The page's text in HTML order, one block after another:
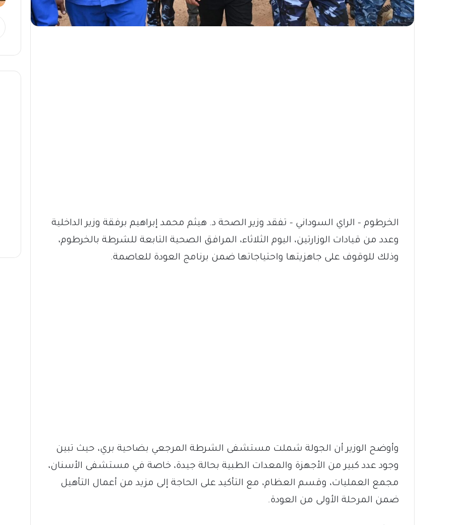
الخرطوم – الراي السوداني – تفقد وزير الصحة د. هيثم محمد إبراهيم برفقة وزير الداخلية
وعدد من قيادات الوزارتين، اليوم الثلاثاء، المرافق الصحية التابعة للشرطة بالخرطوم،
وذلك للوقوف على جاهزيتها واحتياجاتها ضمن برنامج العودة للعاصمة.
وأوضح الوزير أن الجولة شملت مستشفى الشرطة المرجعي بضاحية بري، حيث تبين
وجود عدد كبير من الأجهزة والمعدات الطبية بحالة جيدة، خاصة في مستشفى الأسنان،
مجمع العمليات، وقسم العظام، مع التأكيد على الحاجة إلى مزيد من أعمال التأهيل
ضمن المرحلة الأولى من العودة.